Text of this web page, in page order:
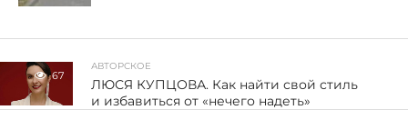
67
АВТОРСКОЕ
ЛЮСЯ КУПЦОВА. Как найти свой стиль
и избавиться от «нечего надеть»